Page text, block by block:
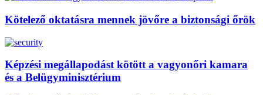
Kötelező oktatásra mennek jövőre a biztonsági őrök
Képzési megállapodást kötött a vagyonőri kamara
és a Belügyminisztérium